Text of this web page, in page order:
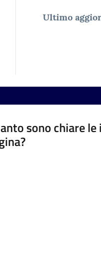
Ultimo
sono chiare